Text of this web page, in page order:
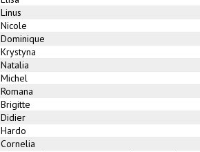
Linus
Nicole
Dominique
Krystyna
Natalia
Michel
Romana
Brigitte
Didier
Hardo
Cornelia